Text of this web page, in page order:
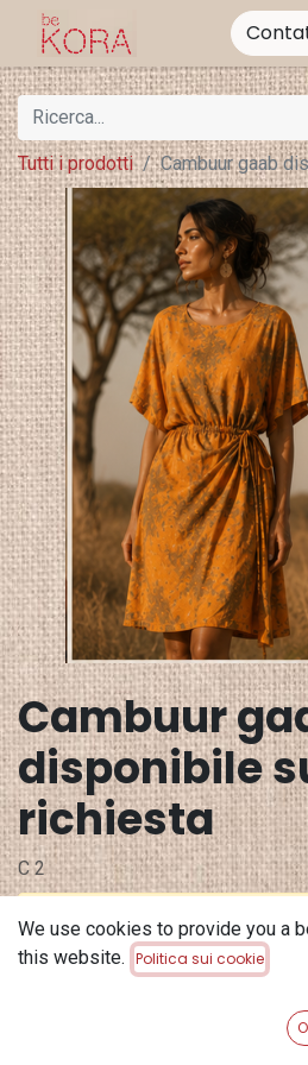
Tutti i prodotti Cambuur gaab
Cambuur
disponibile
richiesta
C 2
Questo prodotto non è più
We use cookies to provide you a
this website. Politica sui cookie